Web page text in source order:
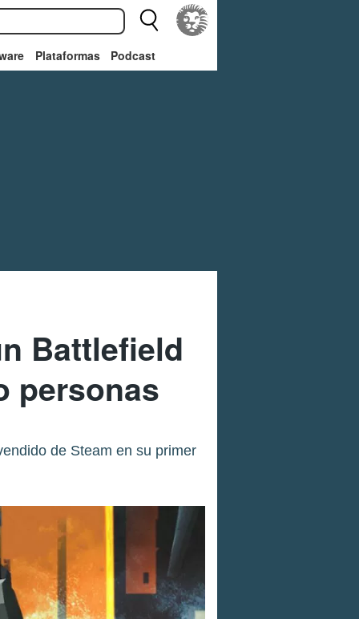
Plataformas Podcast
Battlefield
personas
de Steam en su primer